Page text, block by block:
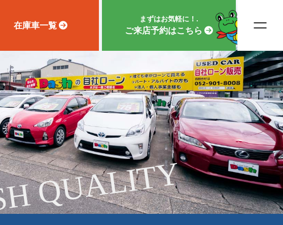
在庫車一覧
まずはお気軽に！.
ご来店予約はこちら
QUALITY